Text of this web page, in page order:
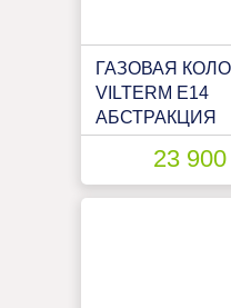
ГАЗОВАЯ
VILTERM E14
АБСТРАКЦИЯ
СВЕТЛАЯ (С
МОДУЛЯЦИЕЙ)
23